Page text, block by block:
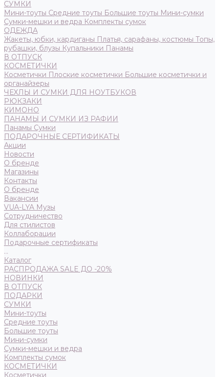
СУМКИ
Мини-тоуты Средние тоуты Большие тоуты Мини-сумки
Сумки-мешки и ведра Комплекты сумок
ОДЕЖДА
Жакеты, юбки, кардиганы Платья, сарафаны, костюмы Топы,
рубашки, блузы Купальники Панамы
В ОТПУСК
КОСМЕТИЧКИ
Косметички Плоские косметички Большие косметички и
органайзеры
ЧЕХЛЫ И СУМКИ ДЛЯ НОУТБУКОВ
РЮКЗАКИ
КИМОНО
ПАНАМЫ И СУМКИ ИЗ РАФИИ
Панамы Сумки
ПОДАРОЧНЫЕ СЕРТИФИКАТЫ
Акции
Новости
О бренде
Магазины
Контакты
О бренде
Вакансии
VUA-LYA Музы
Сотрудничество
Для стилистов
Коллаборации
Подарочные сертификаты
...
Каталог
РАСПРОДАЖА SALE ДО -20%
НОВИНКИ
В ОТПУСК
ПОДАРКИ
СУМКИ
Мини-тоуты
Средние тоуты
Большие тоуты
Мини-сумки
Сумки-мешки и ведра
Комплекты сумок
КОСМЕТИЧКИ
Косметички